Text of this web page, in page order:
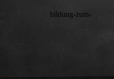
bildung-zum-